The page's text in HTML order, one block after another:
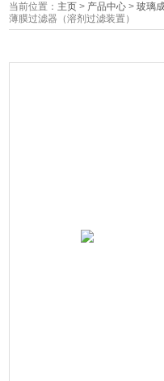
当前位置： 主页 > 产品中心 >玻璃
薄膜过滤器（溶剂过滤装置）